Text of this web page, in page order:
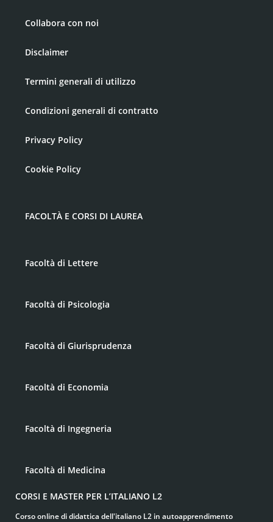
Collabora con noi
Disclaimer
Termini generali di utilizzo
Condizioni generali di contratto
Privacy Policy
Cookie Policy
FACOLTÀ E CORSI DI LAUREA
Facoltà di Lettere
Facoltà di Psicologia
Facoltà di Giurisprudenza
Facoltà di Economia
Facoltà di Ingegneria
Facoltà di Medicina
CORSI E MASTER PER L’ITALIANO L2
Corso online di didattica dell'italiano L2 in autoapprendimento